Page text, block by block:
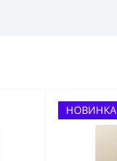
НОВИНКА